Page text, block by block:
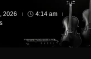
2026
4:14 am